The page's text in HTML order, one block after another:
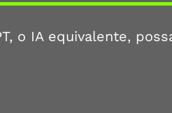
o IA equivalente,